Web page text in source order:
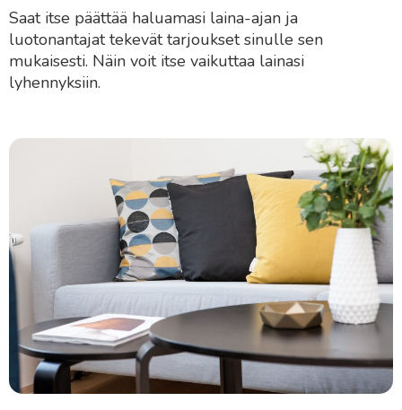
Saat itse päättää haluamasi laina-ajan ja
luotonantajat tekevät tarjoukset sinulle sen
mukaisesti. Näin voit itse vaikuttaa lainasi
lyhennyksiin.